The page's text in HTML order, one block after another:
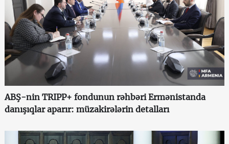
ABŞ-nin TRIPP+ fondunun rəhbəri Ermənistanda
danışıqlar aparır: müzakirələrin detalları